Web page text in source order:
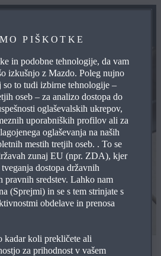
PIŠKOTKE
in podobne tehnologije, da vam
izkušnjo z Mazdo. Poleg nujno
to tudi izbirne tehnologije –
oseb – za analizo dostopa do
oglaševalskih ukrepov,
uporabniških profilov ali za
oglaševanja na naših
mestih tretjih oseb. . To se
zunaj EU (npr. ZDA), kjer
dostopa državnih
pravnih sredstev. Lahko nam
(Sprejmi) in se s tem strinjate s
obdelave in prenosa
kadar koli prekličete ali
za prihodnost v vašem